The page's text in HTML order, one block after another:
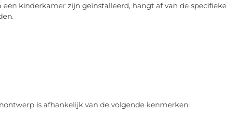
kinderkamer zijn geïnstalleerd, hangt af van de specifieke
is afhankelijk van de volgende kenmerken: